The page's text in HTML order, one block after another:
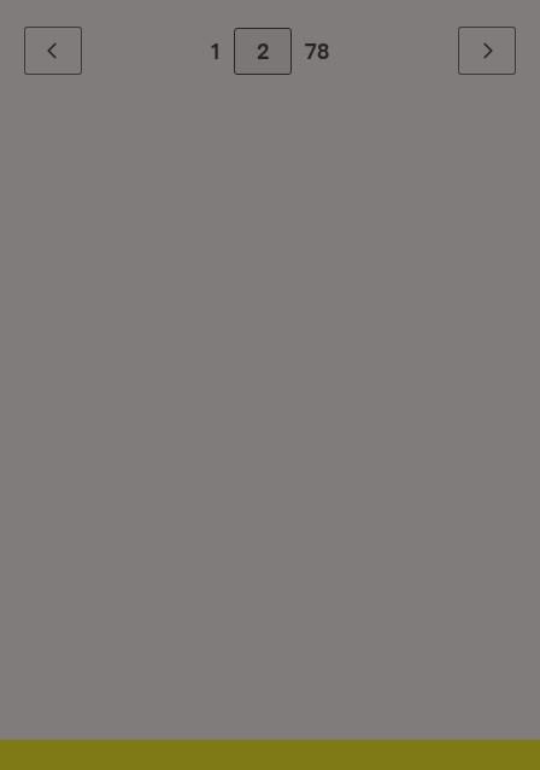
Zurück 1 2 Zur letzte Seite
78 Weiter